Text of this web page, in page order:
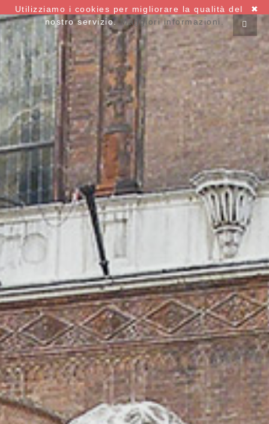
✖
Utilizziamo i cookies per migliorare la qualità del
nostro servizio. Maggiori informazioni.